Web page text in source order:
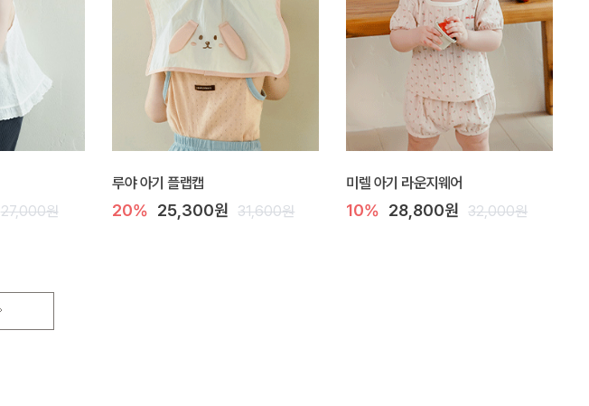
27,000원
루야 아기 플랩캡
20% 25,300원 31,600원
미렐 아기 라운지웨어
10% 28,800원 32,000원